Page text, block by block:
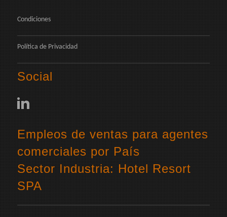
Condiciones
Política de Privacidad
Social
Empleos de ventas para agentes
comerciales por País
Sector Industria: Hotel Resort
SPA